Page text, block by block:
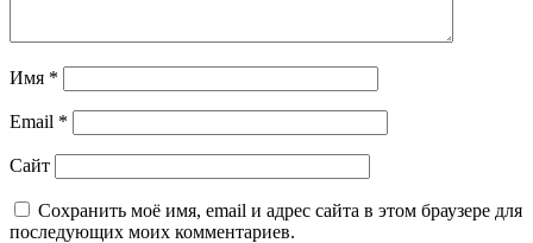
Имя *
Email *
Сайт
Сохранить моё имя, email и адрес сайта в этом браузере для
последующих моих комментариев.